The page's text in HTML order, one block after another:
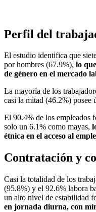
Perfil del
El estudio identifica que
por hombres (67.9%), lo
de género en el mercado
La mayoría de los
casi la mitad (46.2%) posee
El 90.4% de los empleados
solo un 6.1% como mayas,
étnica en el acceso al
Contratación y
Casi la totalidad de los
(95.8%) y el 92.6% labora
un alto nivel de estabilidad
en jornada diurna, con